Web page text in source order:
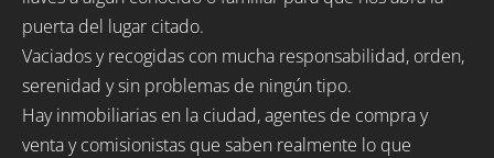
puerta del lugar citado.
Vaciados y recogidas con mucha responsabilidad, orden,
serenidad y sin problemas de ningún tipo.
Hay inmobiliarias en la ciudad, agentes de compra y
venta y comisionistas que saben realmente lo que